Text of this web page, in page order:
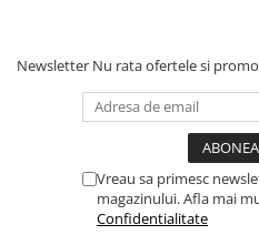
TRICOURI PERSONALIZATE
TRICOURI AUDI
TRICOURI DACIA
TRICOURI FORD
Newsletter Nu rata ofertele si
Vreau sa primesc
magazinului. Afla mai
Confidentialitate